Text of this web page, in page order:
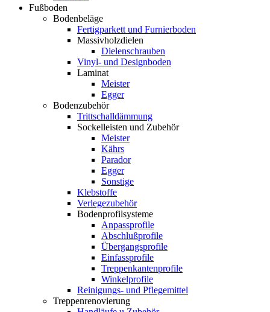
Fußboden
Bodenbeläge
Fertigparkett und Furnierboden
Massivholzdielen
Dielenschrauben
Vinyl- und Designboden
Laminat
Meister
Egger
Bodenzubehör
Trittschalldämmung
Sockelleisten und Zubehör
Meister
Kährs
Parador
Egger
Sonstige
Klebstoffe
Verlegezubehör
Bodenprofilsysteme
Anpassprofile
Abschlußprofile
Übergangsprofile
Einfassprofile
Treppenkantenprofile
Winkelprofile
Reinigungs- und Pflegemittel
Treppenrenovierung